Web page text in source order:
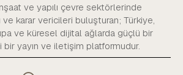
ve yapılı çevre sektörlerinde
ve karar vericileri buluşturan; Türkiye,
ve küresel dijital ağlarda güçlü bir
bir yayın ve iletişim platformudur.